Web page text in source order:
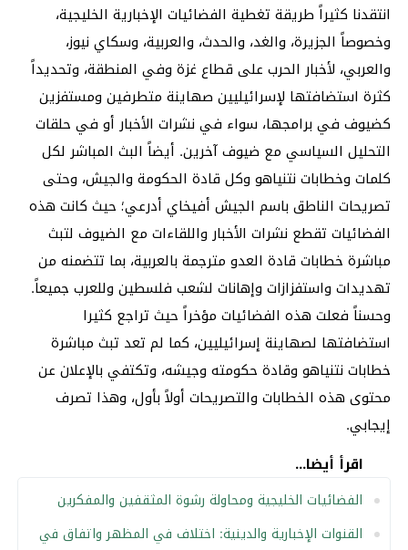
انتقدنا كثيراً طريقة تغطية الفضائيات الإخبارية الخليجية،
وخصوصاً الجزيرة، والغد، والحدث، والعربية، وسكاي نيوز،
والعربي، لأخبار الحرب على قطاع غزة وفي المنطقة، وتحديداً
كثرة استضافتها لإسرائيليين صهاينة متطرفين ومستفزين
كضيوف في برامجها، سواء في نشرات الأخبار أو في حلقات
التحليل السياسي مع ضيوف آخرين. أيضاً البث المباشر لكل
كلمات وخطابات نتنياهو وكل قادة الحكومة والجيش، وحتى
تصريحات الناطق باسم الجيش أفيخاي أدرعي؛ حيث كانت هذه
الفضائيات تقطع نشرات الأخبار واللقاءات مع الضيوف لتبث
مباشرة خطابات قادة العدو مترجمة بالعربية، بما تتضمنه من
تهديدات واستفزازات وإهانات لشعب فلسطين وللعرب جميعاً.
وحسناً فعلت هذه الفضائيات مؤخراً حيث تراجع كثيرا
استضافتها لصهاينة إسرائيليين، كما لم تعد تبث مباشرة
خطابات نتنياهو وقادة حكومته وجيشه، وتكتفي بالإعلان عن
محتوى هذه الخطابات والتصريحات أولاً بأول، وهذا تصرف
إيجابي.
اقرأ أيضا...
الفضائيات الخليجية ومحاولة رشوة المثقفين والمفكرين
القنوات الإخبارية والدينية: اختلاف في المظهر واتفاق في